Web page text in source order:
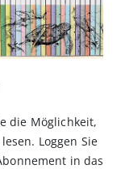
die Möglichkeit,
Loggen Sie
in das